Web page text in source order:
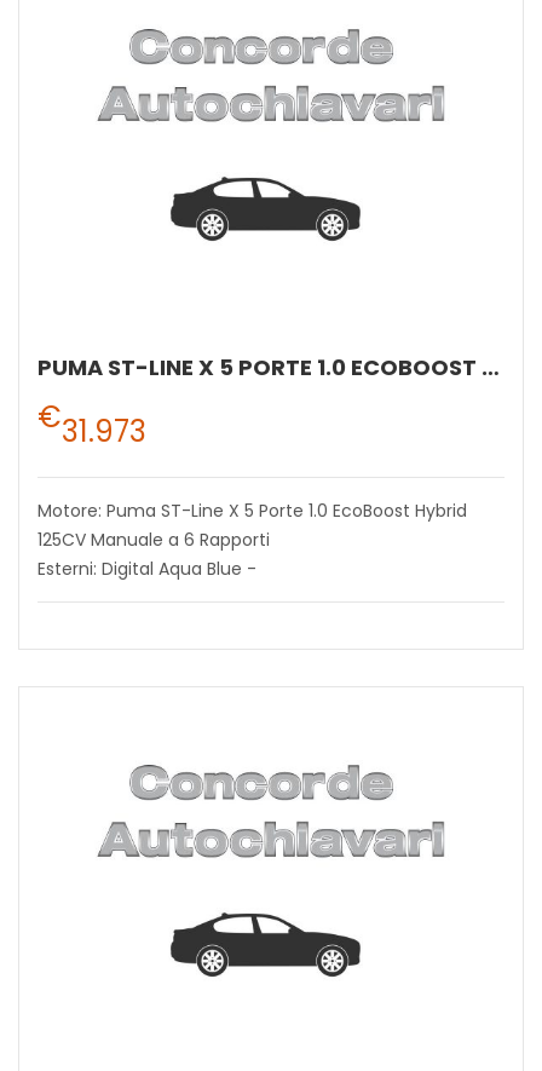
PUMA ST-LINE X 5 PORTE 1.0 ECOBOOST HYBRID 125CV MANUALE A 6 RAPPORTI
€31.973
Motore: Puma ST-Line X 5 Porte 1.0 EcoBoost Hybrid
125CV Manuale a 6 Rapporti
Esterni: Digital Aqua Blue -